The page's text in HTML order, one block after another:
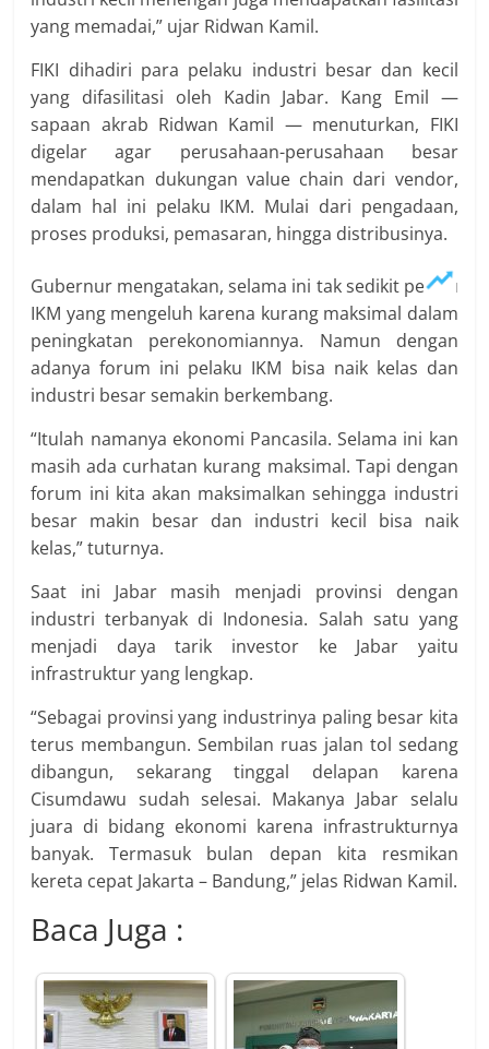
yang memadai,” ujar Ridwan Kamil.
FIKI dihadiri para pelaku industri besar dan kecil
yang difasilitasi oleh Kadin Jabar. Kang Emil —
sapaan akrab Ridwan Kamil — menuturkan, FIKI
digelar agar perusahaan-perusahaan besar
mendapatkan dukungan value chain dari vendor,
dalam hal ini pelaku IKM. Mulai dari pengadaan,
proses produksi, pemasaran, hingga distribusinya.
Gubernur mengatakan, selama ini tak sedikit pelaku
IKM yang mengeluh karena kurang maksimal dalam
peningkatan perekonomiannya. Namun dengan
adanya forum ini pelaku IKM bisa naik kelas dan
industri besar semakin berkembang.
“Itulah namanya ekonomi Pancasila. Selama ini kan
masih ada curhatan kurang maksimal. Tapi dengan
forum ini kita akan maksimalkan sehingga industri
besar makin besar dan industri kecil bisa naik
kelas,” tuturnya.
Saat ini Jabar masih menjadi provinsi dengan
industri terbanyak di Indonesia. Salah satu yang
menjadi daya tarik investor ke Jabar yaitu
infrastruktur yang lengkap.
“Sebagai provinsi yang industrinya paling besar kita
terus membangun. Sembilan ruas jalan tol sedang
dibangun, sekarang tinggal delapan karena
Cisumdawu sudah selesai. Makanya Jabar selalu
juara di bidang ekonomi karena infrastrukturnya
banyak. Termasuk bulan depan kita resmikan
kereta cepat Jakarta – Bandung,” jelas Ridwan Kamil.
Baca Juga :